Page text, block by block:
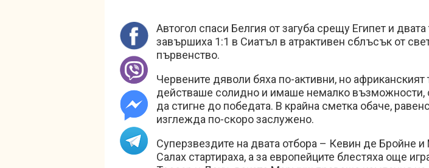
Автогол спаси Белгия от загуба срещу Египет и двата
завършиха 1:1 в Сиатъл в атрактивен сблъсък от
първенство.
Червените дяволи бяха по-активни, но африканският
действаше солидно и имаше немалко възможности,
да стигне до победата. В крайна сметка обаче,
изглежда по-скоро заслужено.
Суперзвездите на двата отбора – Кевин де Бройне
Салах стартираха, а за европейците блестяха още